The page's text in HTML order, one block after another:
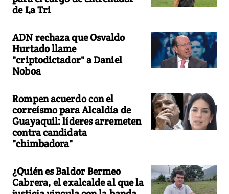
de La Tri
ADN rechaza que Osvaldo
Hurtado llame
"criptodictador" a Daniel
Noboa
Rompen acuerdo con el
correísmo para Alcaldía de
Guayaquil: líderes arremeten
contra candidata
"chimbadora"
¿Quién es Baldor Bermeo
Cabrera, el exalcalde al que la